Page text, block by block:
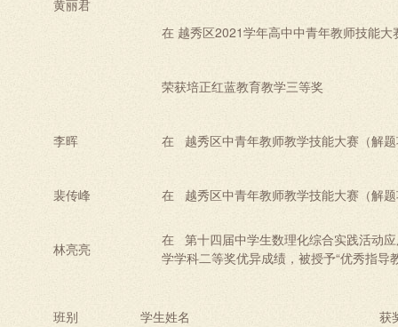
黄丽君
在 越秀区2021学年高中中青年教师技能
荣获培正红蓝教育教学三等奖
李晖 在 越秀区中青年教师教学技能大赛（解
裴传峰 在 越秀区中青年教师教学技能大赛（解
林亮亮
在 第十四届中学生数理化综合实践活动
学学科二等奖优异成绩，被授予“优秀指导
班别 学生姓名
获